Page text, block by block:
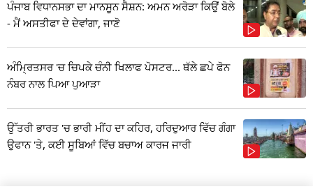
ਪੰਜਾਬ ਵਿਧਾਨਸਭਾ ਦਾ ਮਾਨਸੂਨ ਸੈਸ਼ਨ: ਅਮਨ ਅਰੋੜਾ ਕਿਉਂ ਬੋਲੇ
- ਮੈਂ ਅਸਤੀਫਾ ਦੇ ਦੇਵਾਂਗਾ, ਜਾਣੋ
ਅੰਮ੍ਰਿਤਸਰ 'ਚ ਚਿਪਕੇ ਚੰਨੀ ਖਿਲਾਫ ਪੋਸਟਰ... ਥੱਲੇ ਛਪੇ ਫੋਨ
ਨੰਬਰ ਨਾਲ ਪਿਆ ਪੁਆੜਾ
ਉੱਤਰੀ ਭਾਰਤ 'ਚ ਭਾਰੀ ਮੀਂਹ ਦਾ ਕਹਿਰ, ਹਰਿਦੁਆਰ ਵਿੱਚ ਗੰਗਾ
ਉਫਾਨ 'ਤੇ, ਕਈ ਸੂਬਿਆਂ ਵਿੱਚ ਬਚਾਅ ਕਾਰਜ ਜਾਰੀ